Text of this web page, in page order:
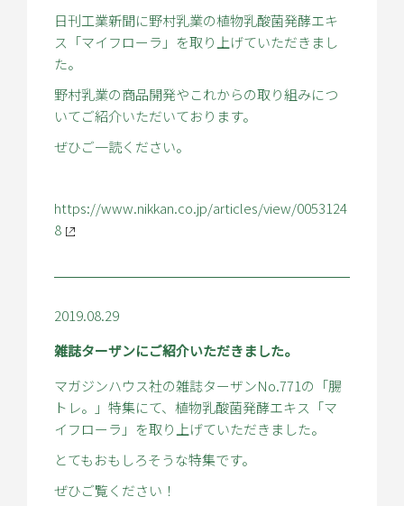
日刊工業新聞に野村乳業の植物乳酸菌発酵エキ
ス「マイフローラ」を取り上げていただきまし
た。
野村乳業の商品開発やこれからの取り組みにつ
いてご紹介いただいております。
ぜひご一読ください。
https://www.nikkan.co.jp/articles/view/0053124
8
2019.08.29
雑誌ターザンにご紹介いただきました。
マガジンハウス社の雑誌ターザンNo.771の「腸
トレ。」特集にて、植物乳酸菌発酵エキス「マ
イフローラ」を取り上げていただきました。
とてもおもしろそうな特集です。
ぜひご覧ください！